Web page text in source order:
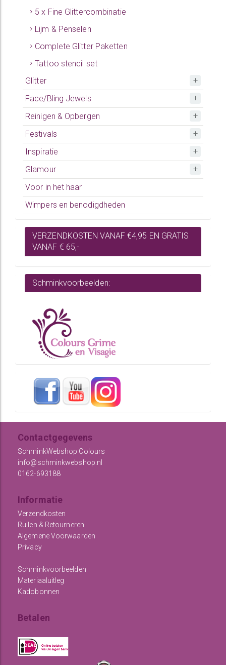
5 x Fine Glittercombinatie
Lijm & Penselen
Complete Glitter Paketten
Tattoo stencil set
Glitter
Face/Bling Jewels
Reinigen & Opbergen
Festivals
Inspiratie
Glamour
Voor in het haar
Wimpers en benodigdheden
VERZENDKOSTEN VANAF €4,95 EN GRATIS
VANAF € 65,-
Schminkvoorbeelden:
Contactgegevens
SchminkWebshop Colours
info@schminkwebshop.nl
0162-693188
Informatie
Verzendkosten
Ruilen & Retourneren
Algemene Voorwaarden
Privacy
Schminkvoorbeelden
Materiaaluitleg
Kadobonnen
Betalen